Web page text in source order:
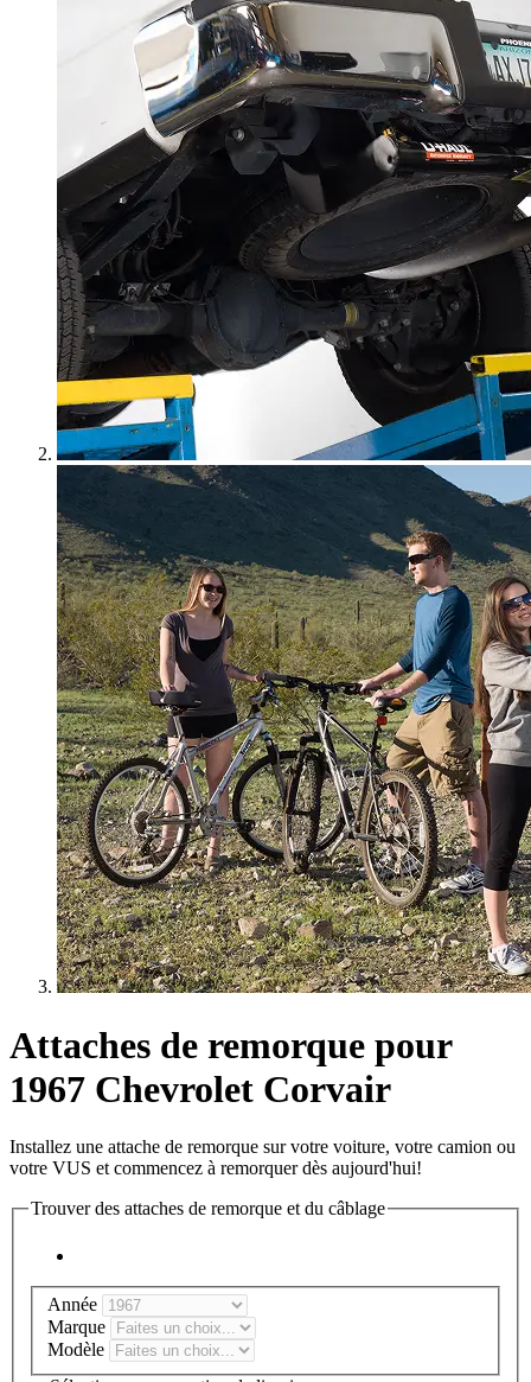
Attaches de remorque pour
1967 Chevrolet Corvair
Installez une attache de remorque sur votre voiture, votre camion ou
votre VUS et commencez à remorquer dès aujourd'hui!
Trouver des attaches de remorque et du câblage
Année
Marque
Modèle